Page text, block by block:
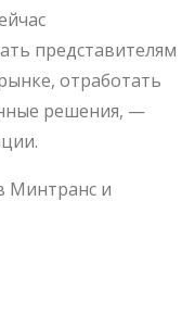
представителям
отработать
решения, —
Минтранс и